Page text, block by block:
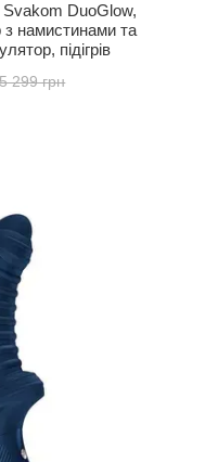
DuoGlow,
з намистинами та
підігрів
5 299 грн